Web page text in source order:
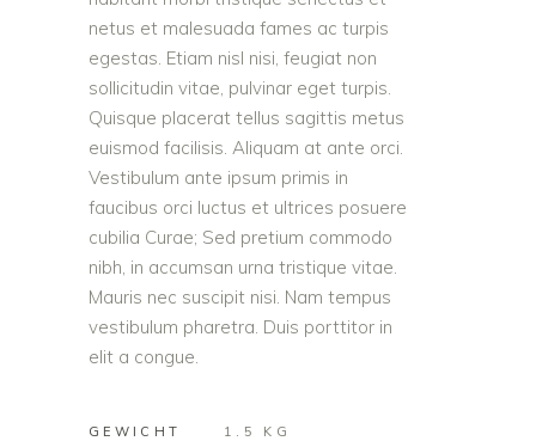
netus et malesuada fames ac turpis
egestas. Etiam nisl nisi, feugiat non
sollicitudin vitae, pulvinar eget turpis.
Quisque placerat tellus sagittis metus
euismod facilisis. Aliquam at ante orci.
Vestibulum ante ipsum primis in
faucibus orci luctus et ultrices posuere
cubilia Curae; Sed pretium commodo
nibh, in accumsan urna tristique vitae.
Mauris nec suscipit nisi. Nam tempus
vestibulum pharetra. Duis porttitor in
elit a congue.
GEWICHT 1.5 KG